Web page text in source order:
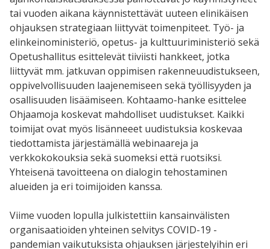
tai vuoden aikana käynnistettävät uuteen elinikäisen
ohjauksen strategiaan liittyvät toimenpiteet. Työ- ja
elinkeinoministeriö, opetus- ja kulttuuriministeriö sekä
Opetushallitus esittelevät tiiviisti hankkeet, jotka
liittyvät mm. jatkuvan oppimisen rakenneuudistukseen,
oppivelvollisuuden laajenemiseen sekä työllisyyden ja
osallisuuden lisäämiseen. Kohtaamo-hanke esittelee
Ohjaamoja koskevat mahdolliset uudistukset. Kaikki
toimijat ovat myös lisänneeet uudistuksia koskevaa
tiedottamista järjestämällä webinaareja ja
verkkokokouksia sekä suomeksi että ruotsiksi.
Yhteisenä tavoitteena on dialogin tehostaminen
alueiden ja eri toimijoiden kanssa.
Viime vuoden lopulla julkistettiin kansainvälisten
organisaatioiden yhteinen selvitys COVID-19 -
pandemian vaikutuksista ohjauksen järjestelyihin eri